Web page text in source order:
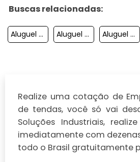
Buscas relacionadas:
Aluguel De Tendas Para Festas Aluguel Tendas Para Eventos Sp Aluguel De Tendas Para Show
Realize uma cotação de
de tendas, você só vai
Soluções Industriais,
imediatamente com
todo o Brasil gratuitamente